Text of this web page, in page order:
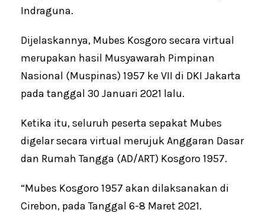
Indraguna.
Dijelaskannya, Mubes Kosgoro secara virtual
merupakan hasil Musyawarah Pimpinan
Nasional (Muspinas) 1957 ke VII di DKI Jakarta
pada tanggal 30 Januari 2021 lalu.
Ketika itu, seluruh peserta sepakat Mubes
digelar secara virtual merujuk Anggaran Dasar
dan Rumah Tangga (AD/ART) Kosgoro 1957.
“Mubes Kosgoro 1957 akan dilaksanakan di
Cirebon, pada Tanggal 6-8 Maret 2021.